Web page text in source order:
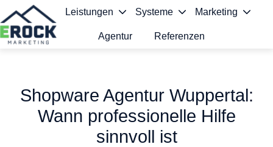
Leistungen Systeme Marketing
Agentur Referenzen
Shopware Agentur Wuppertal:
Wann professionelle Hilfe
sinnvoll ist